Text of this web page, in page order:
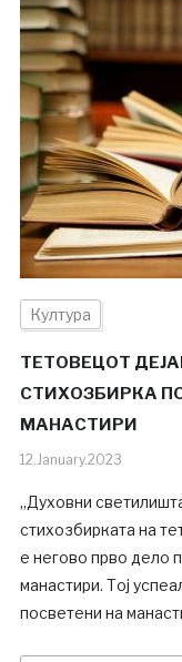
Култура
ТЕТОВЕЦОТ
СТИХОЗБИРКА
МАНАСТИРИ
12.January.2023
„Духовни
стихозбирката на
е негово прво дело
манастири. Тој
посветени на